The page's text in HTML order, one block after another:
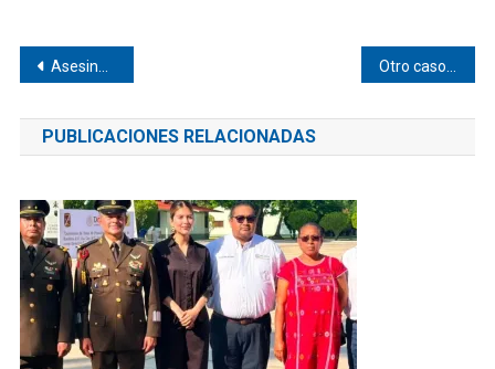
Navegación
de
entradas
Asesinan a empresario de Pinotepa
PUBLICACIONES RELACIONADAS